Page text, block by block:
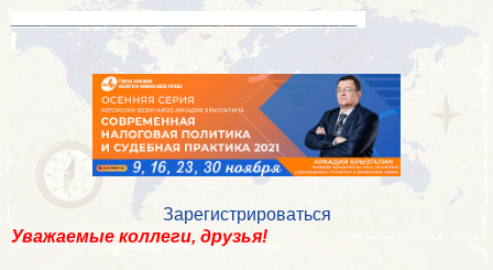
Зарегистрироваться
Уважаемые коллеги, друзья!